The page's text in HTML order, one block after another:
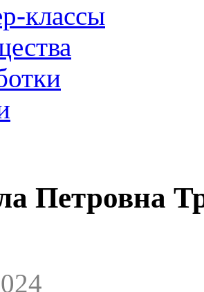
классы
Петровна